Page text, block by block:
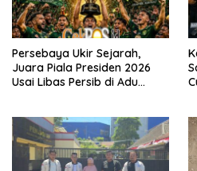
Persebaya Ukir Sejarah,
Juara Piala Presiden 2026
Usai Libas Persib di Adu